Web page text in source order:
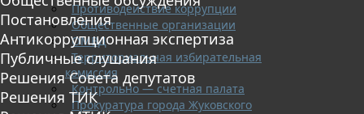
Противодействие коррупции
Общественные организации
ОМВД
Территориальная избирательная
комиссия
Контрольно — счетная палата
Прокуратура города Жуковского
Постановления
Антикоррупционная экспертиза
Публичные слушания
Решения Совета депутатов
Решения ТИК